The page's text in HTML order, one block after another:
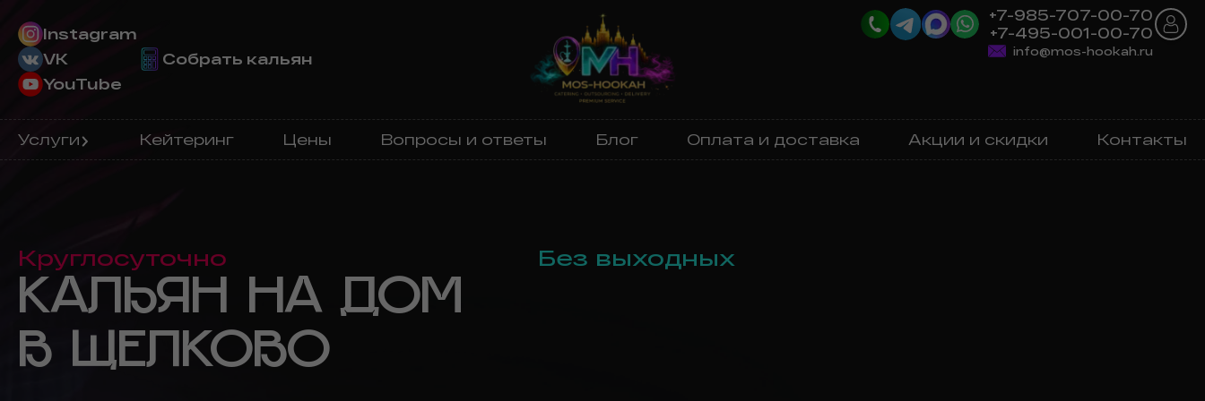
Instagram
VK
YouTube
Собрать кальян
+7-985-707-00-70
+7-495-001-00-70
info@mos-hookah.ru
Услуги Кейтеринг Цены Вопросы и ответы Блог Оплата и доставка Акции и скидки Контакты
Круглосуточно Без выходных
КАЛЬЯН НА ДОМ
В ЩЕЛКОВО